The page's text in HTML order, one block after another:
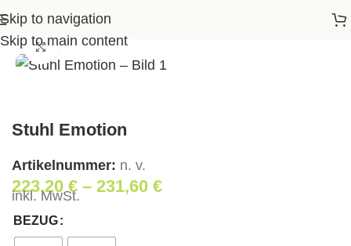
Skip to navigation
Skip to main content
Startseite>Shop>
Klick zum Vergrößern
Stuhl Emotion
Artikelnummer: n. v.
223,20€ – 231,60 €
inkl. MwSt.
BEZUG